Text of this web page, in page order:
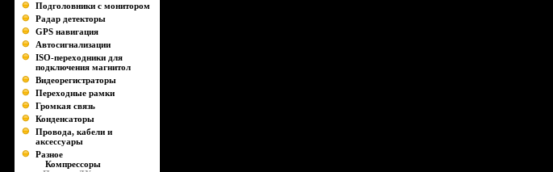
Подголовники с монитором
Радар детекторы
GPS навигация
Автосигнализации
ISO-переходники для
подключения магнитол
Видеорегистраторы
Переходные рамки
Громкая связь
Конденсаторы
Провода, кабели и
аксессуары
Разное
Компрессоры